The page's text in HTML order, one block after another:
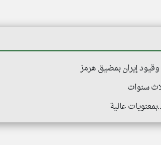
إيران بمضيق هرمز
سنوات
عالية